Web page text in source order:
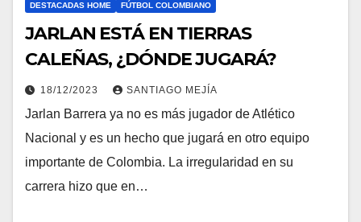
DESTACADAS HOME FÚTBOL COLOMBIANO
JARLAN ESTÁ EN TIERRAS
CALEÑAS, ¿DÓNDE JUGARÁ?
18/12/2023 SANTIAGO MEJÍA
Jarlan Barrera ya no es más jugador de Atlético
Nacional y es un hecho que jugará en otro equipo
importante de Colombia. La irregularidad en su
carrera hizo que en…